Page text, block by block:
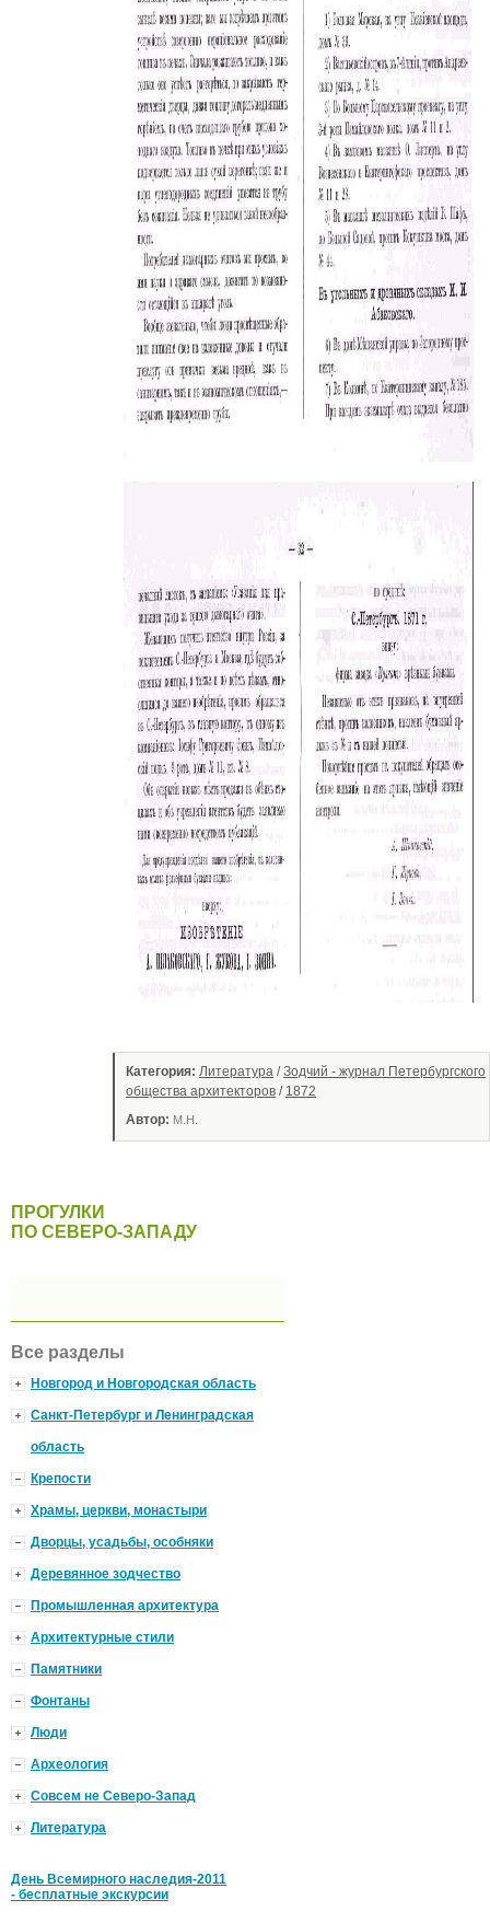
Категория:Литература /Зодчий - журнал Петербургского
общества архитекторов / 1872
Автор: М.Н.
ПРОГУЛКИ
ПО СЕВЕРО-ЗАПАДУ
Все разделы
Новгород и Новгородская область
Санкт-Петербург и Ленинградская
область
Крепости
Храмы, церкви, монастыри
Дворцы, усадьбы, особняки
Деревянное зодчество
Промышленная архитектура
Архитектурные стили
Памятники
Фонтаны
Люди
Археология
Совсем не Северо-Запад
Литература
День Всемирного наследия-2011
- бесплатные экскурсии